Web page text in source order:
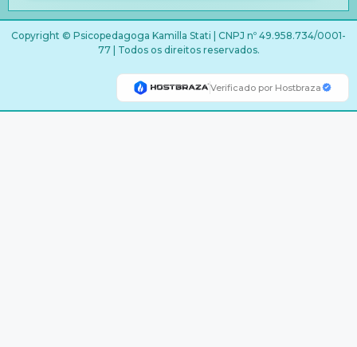
Copyright © Psicopedagoga Kamilla Stati | CNPJ nº 49.958.734/0001-
77 | Todos os direitos reservados.